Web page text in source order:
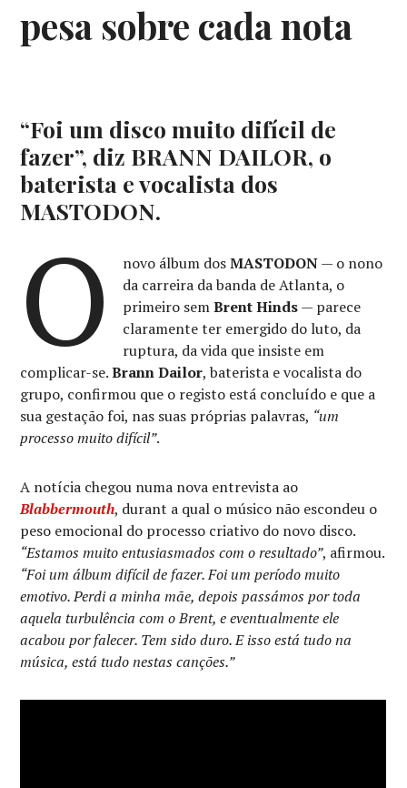
pesa sobre cada nota
“Foi um disco muito difícil de
fazer”, diz BRANN DAILOR, o
baterista e vocalista dos
MASTODON.
O novo álbum dosMASTODON— o nono
da carreira da banda de Atlanta, o
primeiro semBrent Hinds— parece
claramente ter emergido do luto, da
ruptura, da vida que insiste em
complicar-se.Brann Dailor, baterista e vocalista do
grupo, confirmou que o registo está concluído e que a
sua gestação foi, nas suas próprias palavras, “um
processo muito difícil”.
A notícia chegou numa nova entrevista ao
Blabbermouth, durant a qual o músico não escondeu o
peso emocional do processo criativo do novo disco.
“Estamos muito entusiasmados com o resultado”, afirmou.
“Foi um álbum difícil de fazer. Foi um período muito
emotivo. Perdi a minha mãe, depois passámos por toda
aquela turbulência com o Brent, e eventualmente ele
acabou por falecer. Tem sido duro. E isso está tudo na
música, está tudo nestas canções.”